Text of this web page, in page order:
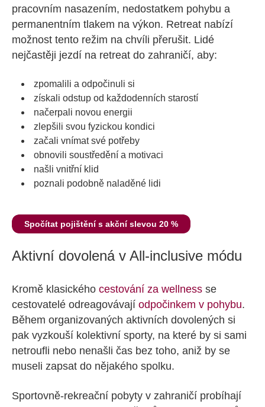
pracovním nasazením, nedostatkem pohybu a
permanentním tlakem na výkon. Retreat nabízí
možnost tento režim na chvíli přerušit. Lidé
nejčastěji jezdí na retreat do zahraničí, aby:
zpomalili a odpočinuli si
získali odstup od každodenních starostí
načerpali novou energii
zlepšili svou fyzickou kondici
začali vnímat své potřeby
obnovili soustředění a motivaci
našli vnitřní klid
poznali podobně naladěné lidi
Spočítat pojištění s akční slevou 20 %
Aktivní dovolená v All-inclusive módu
Kromě klasického cestování za wellness se
cestovatelé odreagovávají odpočinkem v pohybu.
Během organizovaných aktivních dovolených si
pak vyzkouší kolektivní sporty, na které by si sami
netroufli nebo nenašli čas bez toho, aniž by se
museli zapsat do nějakého spolku.
Sportovně-rekreační pobyty v zahraničí probíhají